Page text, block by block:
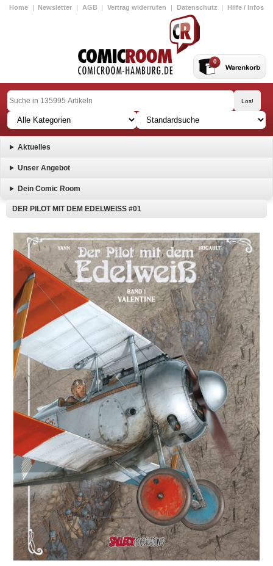
Home | Newsletter | AGB | Vertrag widerrufen | Datenschutz | Hilfe / Infos
0
Aktuelles
Unser Angebot
Dein Comic Room
DER PILOT MIT DEM EDELWEISS #01